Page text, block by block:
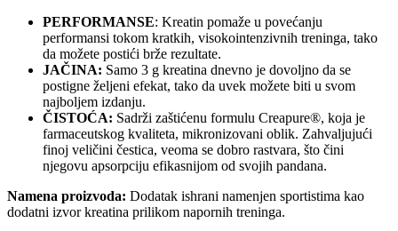
PERFORMANSE: Kreatin pomaže u povećanju
performansi tokom kratkih, visokointenzivnih treninga, tako
da možete postići brže rezultate.
JAČINA: Samo 3 g kreatina dnevno je dovoljno da se
postigne željeni efekat, tako da uvek možete biti u svom
najboljem izdanju.
ČISTOĆA: Sadrži zaštićenu formulu Creapure®, koja je
farmaceutskog kvaliteta, mikronizovani oblik. Zahvaljujući
finoj veličini čestica, veoma se dobro rastvara, što čini
njegovu apsorpciju efikasnijom od svojih pandana.
Namena proizvoda: Dodatak ishrani namenjen sportistima kao
dodatni izvor kreatina prilikom napornih treninga.